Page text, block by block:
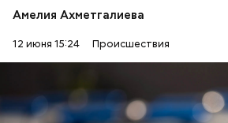
Амелия Ахметгалиева
12 июня 15:24 Происшествия